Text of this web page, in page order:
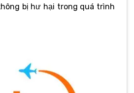
bị hư hại trong quá trình